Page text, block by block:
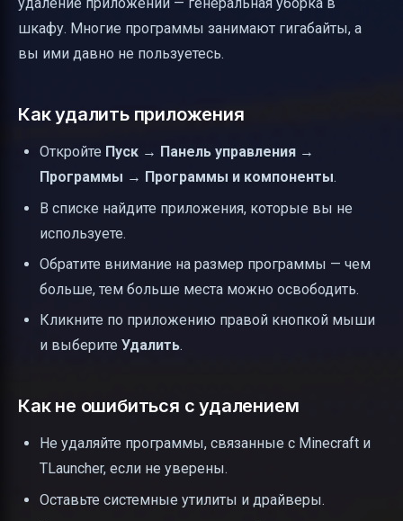
шкафу. Многие программы занимают гигабайты, а
вы ими давно не пользуетесь.
Как удалить приложения
Откройте Пуск → Панель управления →
Программы → Программы и компоненты.
В списке найдите приложения, которые вы не
используете.
Обратите внимание на размер программы — чем
больше, тем больше места можно освободить.
Кликните по приложению правой кнопкой мыши
и выберите Удалить.
Как не ошибиться с удалением
Не удаляйте программы, связанные с Minecraft и
TLauncher, если не уверены.
Оставьте системные утилиты и драйверы.